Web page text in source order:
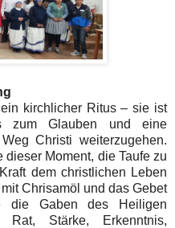
kirchlicher Ritus – sie ist
zum Glauben und eine
Christi weiterzugehen.
Moment, die Taufe zu
dem christlichen Leben
Chrisamöl und das Gebet
die Gaben des Heiligen
Rat, Stärke, Erkenntnis,